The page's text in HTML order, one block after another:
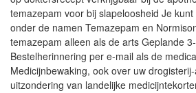
temazepam voor bij slapeloosheid Je
onder de namen Temazepam en
temazepam alleen als de arts Geplande
Bestelherinnering per e-mail als de
Medicijnbewaking, ook over uw
uitzondering van landelijke